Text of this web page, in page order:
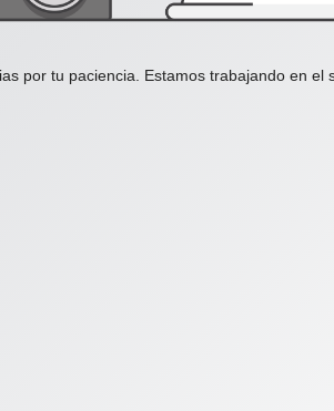
por tu paciencia. Estamos trabajando en el